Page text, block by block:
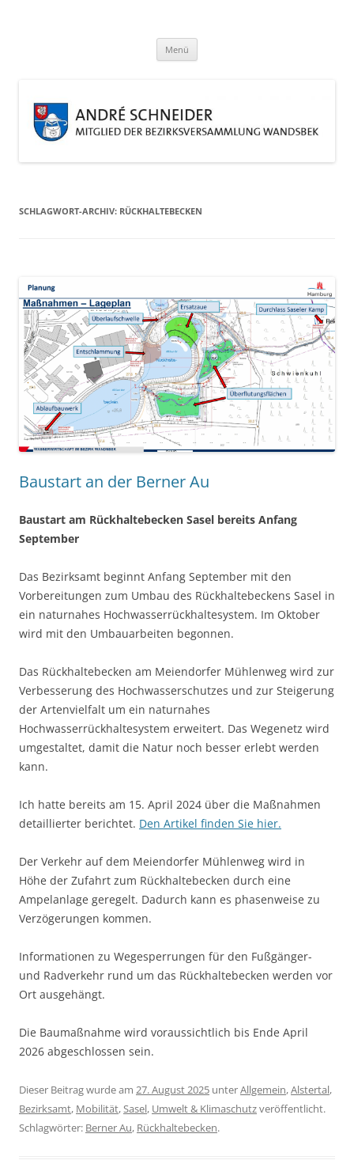
Menü
SCHLAGWORT-ARCHIV: RÜCKHALTEBECKEN
Baustart an der Berner Au
Baustart am Rückhaltebecken Sasel bereits Anfang
September
Das Bezirksamt beginnt Anfang September mit den
Vorbereitungen zum Umbau des Rückhaltebeckens Sasel in
ein naturnahes Hochwasserrückhaltesystem. Im Oktober
wird mit den Umbauarbeiten begonnen.
Das Rückhaltebecken am Meiendorfer Mühlenweg wird zur
Verbesserung des Hochwasserschutzes und zur Steigerung
der Artenvielfalt um ein naturnahes
Hochwasserrückhaltesystem erweitert. Das Wegenetz wird
umgestaltet, damit die Natur noch besser erlebt werden
kann.
Ich hatte bereits am 15. April 2024 über die Maßnahmen
detaillierter berichtet. Den Artikel finden Sie hier.
Der Verkehr auf dem Meiendorfer Mühlenweg wird in
Höhe der Zufahrt zum Rückhaltebecken durch eine
Ampelanlage geregelt. Dadurch kann es phasenweise zu
Verzögerungen kommen.
Informationen zu Wegesperrungen für den Fußgänger-
und Radverkehr rund um das Rückhaltebecken werden vor
Ort ausgehängt.
Die Baumaßnahme wird voraussichtlich bis Ende April
2026 abgeschlossen sein.
Dieser Beitrag wurde am 27. August 2025 unterAllgemein,Alstertal,
Bezirksamt, Mobilität,Sasel, Umwelt & Klimaschutzveröffentlicht.
Schlagwörter: Berner Au, Rückhaltebecken.